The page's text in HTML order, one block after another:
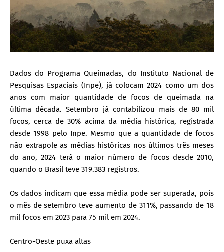
Dados do Programa Queimadas, do Instituto Nacional de
Pesquisas Espaciais (Inpe), já colocam 2024 como um dos
anos com maior quantidade de focos de queimada na
última década. Setembro já contabilizou mais de 80 mil
focos, cerca de 30% acima da média histórica, registrada
desde 1998 pelo Inpe. Mesmo que a quantidade de focos
não extrapole as médias históricas nos últimos três meses
do ano, 2024 terá o maior número de focos desde 2010,
quando o Brasil teve 319.383 registros.
Os dados indicam que essa média pode ser superada, pois
o mês de setembro teve aumento de 311%, passando de 18
mil focos em 2023 para 75 mil em 2024.
Centro-Oeste puxa altas